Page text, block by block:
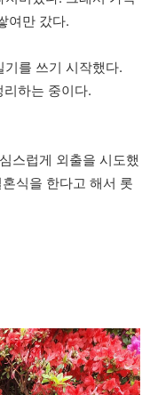
여만 갔다.
를 쓰기 시작했다.
하는 중이다.
스럽게 외출을 시도했
식을 한다고 해서 롯